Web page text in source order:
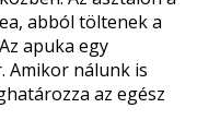
abból töltenek a
apuka egy
Amikor nálunk is
az egész